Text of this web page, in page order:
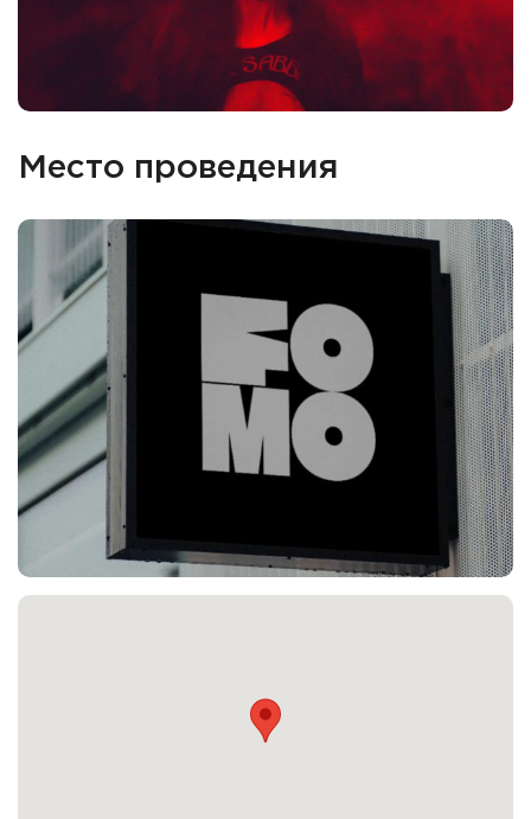
Место проведения